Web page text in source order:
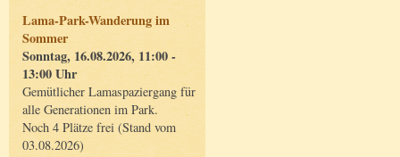
Lama-Park-Wanderung im
Sommer
Sonntag, 16.08.2026, 11:00 -
13:00 Uhr
Gemütlicher Lamaspaziergang für
alle Generationen im Park.
Noch 4 Plätze frei (Stand vom
03.08.2026)